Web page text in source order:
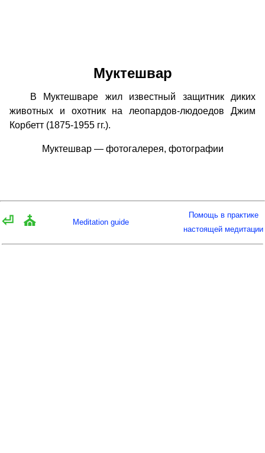
Муктешвар
В Муктешваре жил известный защитник диких
животных и охотник на леопардов-людоедов Джим
Корбетт (1875-1955 гг.).
Муктешвар — фотогалерея, фотографии
⏎ ⛪ Meditation guide
Помощь в практике
настоящей медитации